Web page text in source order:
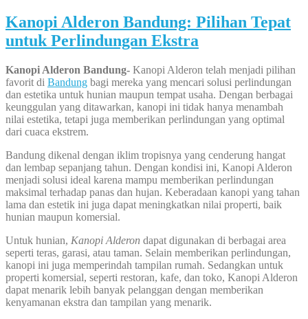
Kanopi Alderon Bandung: Pilihan Tepat
untuk Perlindungan Ekstra
Kanopi Alderon Bandung- Kanopi Alderon telah menjadi pilihan
favorit di Bandung bagi mereka yang mencari solusi perlindungan
dan estetika untuk hunian maupun tempat usaha. Dengan berbagai
keunggulan yang ditawarkan, kanopi ini tidak hanya menambah
nilai estetika, tetapi juga memberikan perlindungan yang optimal
dari cuaca ekstrem.
Bandung dikenal dengan iklim tropisnya yang cenderung hangat
dan lembap sepanjang tahun. Dengan kondisi ini, Kanopi Alderon
menjadi solusi ideal karena mampu memberikan perlindungan
maksimal terhadap panas dan hujan. Keberadaan kanopi yang tahan
lama dan estetik ini juga dapat meningkatkan nilai properti, baik
hunian maupun komersial.
Untuk hunian, Kanopi Alderon dapat digunakan di berbagai area
seperti teras, garasi, atau taman. Selain memberikan perlindungan,
kanopi ini juga memperindah tampilan rumah. Sedangkan untuk
properti komersial, seperti restoran, kafe, dan toko, Kanopi Alderon
dapat menarik lebih banyak pelanggan dengan memberikan
kenyamanan ekstra dan tampilan yang menarik.